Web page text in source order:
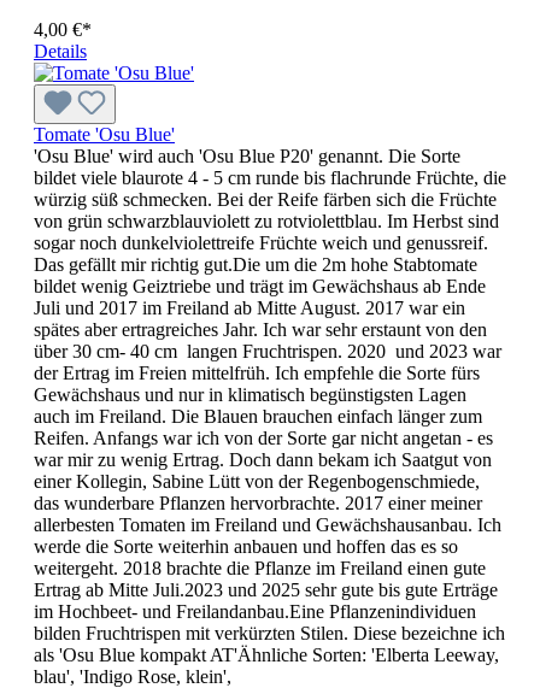
4,00 €*
Details
Tomate 'Osu Blue'
'Osu Blue' wird auch 'Osu Blue P20' genannt. Die Sorte
bildet viele blaurote 4 - 5 cm runde bis flachrunde Früchte, die
würzig süß schmecken. Bei der Reife färben sich die Früchte
von grün schwarzblauviolett zu rotviolettblau. Im Herbst sind
sogar noch dunkelviolettreife Früchte weich und genussreif.
Das gefällt mir richtig gut.Die um die 2m hohe Stabtomate
bildet wenig Geiztriebe und trägt im Gewächshaus ab Ende
Juli und 2017 im Freiland ab Mitte August. 2017 war ein
spätes aber ertragreiches Jahr. Ich war sehr erstaunt von den
über 30 cm- 40 cm langen Fruchtrispen. 2020 und 2023 war
der Ertrag im Freien mittelfrüh. Ich empfehle die Sorte fürs
Gewächshaus und nur in klimatisch begünstigsten Lagen
auch im Freiland. Die Blauen brauchen einfach länger zum
Reifen. Anfangs war ich von der Sorte gar nicht angetan - es
war mir zu wenig Ertrag. Doch dann bekam ich Saatgut von
einer Kollegin, Sabine Lütt von der Regenbogenschmiede,
das wunderbare Pflanzen hervorbrachte. 2017 einer meiner
allerbesten Tomaten im Freiland und Gewächshausanbau. Ich
werde die Sorte weiterhin anbauen und hoffen das es so
weitergeht. 2018 brachte die Pflanze im Freiland einen gute
Ertrag ab Mitte Juli.2023 und 2025 sehr gute bis gute Erträge
im Hochbeet- und Freilandanbau.Eine Pflanzenindividuen
bilden Fruchtrispen mit verkürzten Stilen. Diese bezeichne ich
als 'Osu Blue kompakt AT'Ähnliche Sorten: 'Elberta Leeway,
blau', 'Indigo Rose, klein',